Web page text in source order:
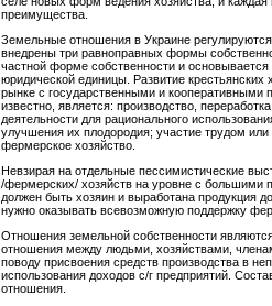
преимущества.
Земельные отношения в Украине
внедрены три равноправных формы
частной форме собственности и основывается
юридической единицы. Развитие крестьянских
рынке с государственными и кооперативными
известно, является: производство,
деятельности для рационального
улучшения их плодородия; участие трудом
фермерское хозяйство.
Невзирая на отдельные пессимистические
/фермерских/ хозяйств на уровне с большими
должен быть хозяин и выработана продукция
нужно оказывать всевозможную поддержку
Отношения земельной собственности
отношения между людьми, хозяйствами,
поводу присвоения средств производства в
использования доходов с/г предприятий.
отношения.